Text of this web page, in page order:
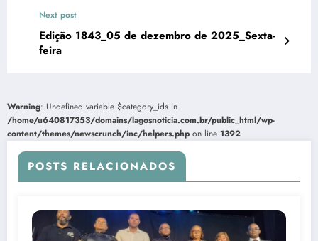
Next post
Edição 1843_05 de dezembro de 2025_Sexta-
feira
Warning: Undefined variable $category_ids in
/home/u640817353/domains/lagosnoticia.com.br/public_html/wp-
content/themes/newscrunch/inc/helpers.php on line 1392
POSTS RELACIONADOS